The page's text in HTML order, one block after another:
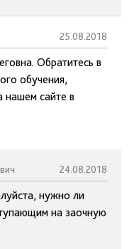
25.08.2018
Обратитесь в
обучения,
нашем сайте в
24.08.2018
нужно ли
на заочную